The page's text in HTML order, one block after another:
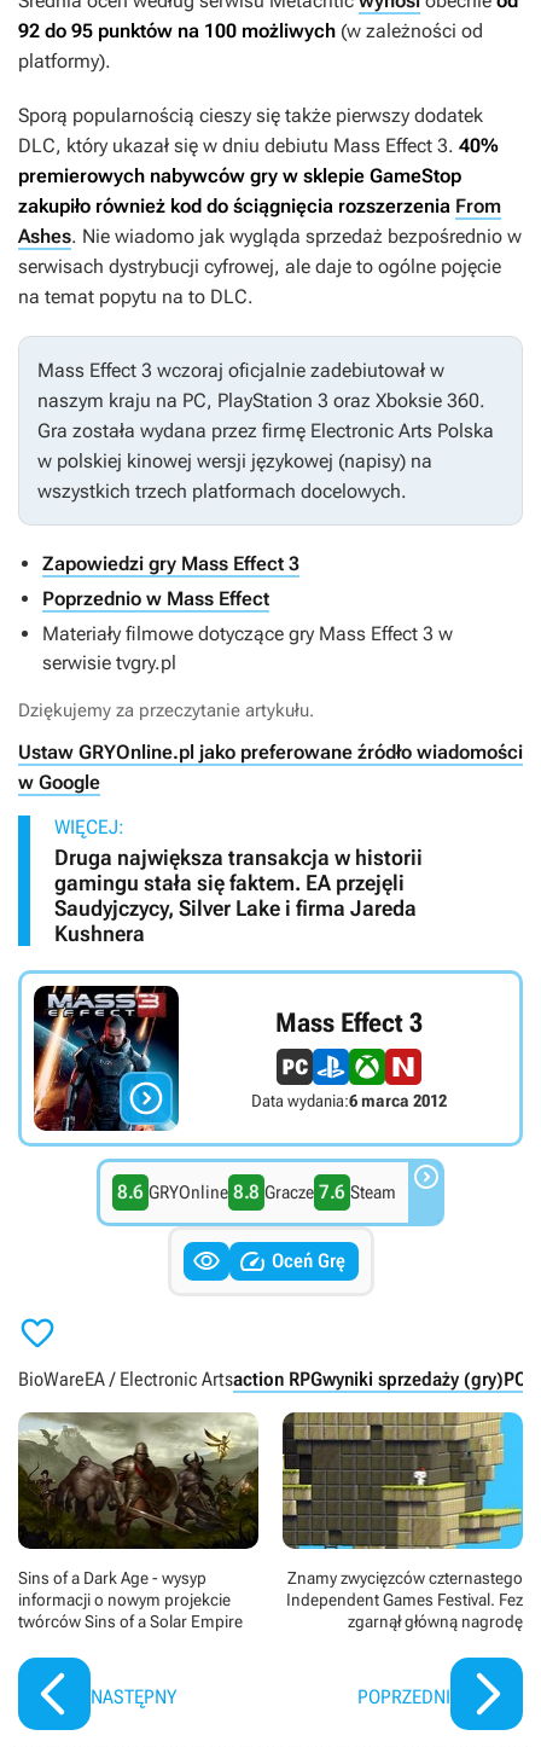
92 do 95 punktów na 100 możliwych (w zależności od
platformy).
Sporą popularnością cieszy się także pierwszy dodatek
DLC, który ukazał się w dniu debiutu Mass Effect 3. 40%
premierowych nabywców gry w sklepie GameStop
zakupiło również kod do ściągnięcia rozszerzenia From
Ashes. Nie wiadomo jak wygląda sprzedaż bezpośrednio w
serwisach dystrybucji cyfrowej, ale daje to ogólne pojęcie
na temat popytu na to DLC.
Mass Effect 3 wczoraj oficjalnie zadebiutował w
naszym kraju na PC, PlayStation 3 oraz Xboksie 360.
Gra została wydana przez firmę Electronic Arts Polska
w polskiej kinowej wersji językowej (napisy) na
wszystkich trzech platformach docelowych.
Zapowiedzi gry Mass Effect 3
Poprzednio w Mass Effect
Materiały filmowe dotyczące gry Mass Effect 3 w
serwisie tvgry.pl
Dziękujemy za przeczytanie artykułu.
Ustaw GRYOnline.pl jako preferowane źródło wiadomości
w Google
WIĘCEJ:
Druga największa transakcja w historii
gamingu stała się faktem. EA przejęli
Saudyjczycy, Silver Lake i firma Jareda
Kushnera

Mass Effect 3
Data wydania:6 marca 2012
8.6 GRYOnline 8.8 Gracze 7.6 Steam 
  Oceń Grę

BioWareEA / Electronic Artsaction RPGwyniki sprzedaży (gry)PC
Sins of a Dark Age - wysyp
informacji o nowym projekcie
twórców Sins of a Solar Empire
NASTĘPNY
Znamy zwycięzców czternastego
Independent Games Festival. Fez
zgarnął główną nagrodę
POPRZEDNI